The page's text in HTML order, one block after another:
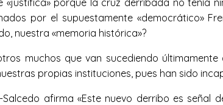
porque la cruz derribada no tenía
por el supuestamente «democrático»
nuestra «memoria histórica»?
muchos que van sucediendo
propias instituciones, pues han sido
afirma «Este nuevo derribo es